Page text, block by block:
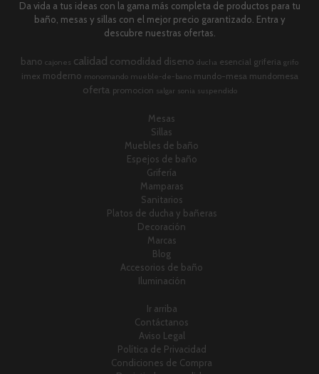
Da vida a tus ideas con la gama más completa de productos para tu
baño, mesas y sillas con el mejor precio garantizado. Entra y
descubre nuestras ofertas.
bano cajones calidad comodidad diseno ducha esencial griferia grifo
imex moderno monomando mueble-de-bano mundo-mesa mundomesa
oferta promocion salgar sonia suspendido
Mesas
Sillas
Muebles de baño
Espejos de baño
Grifería
Mamparas
Sanitarios
Platos de ducha y bañeras
Decoración
Marcas
Blog
Accesorios de baño
Iluminación
Ir arriba
Contáctanos
Aviso Legal
Política de Privacidad
Condiciones de Compra